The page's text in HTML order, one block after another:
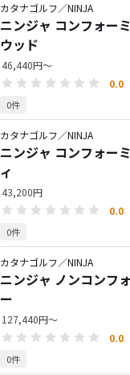
カタナゴルフ／NINJA
ニンジャ コンフォー
ウッド
46,440円～
0.0
0件
カタナゴルフ／NINJA
ニンジャ コンフォー
ィ
43,200円
0.0
0件
カタナゴルフ／NINJA
ニンジャ ノンコンフ
ー
127,440円～
0.0
0件